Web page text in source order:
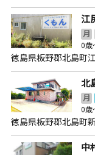
江
月
0歳
徳島県板野郡北島町
北
月
0歳
徳島県板野郡北島町
中